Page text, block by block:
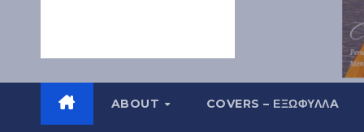
ABOUT COVERS – ΕΞΩΦΥΛΛA